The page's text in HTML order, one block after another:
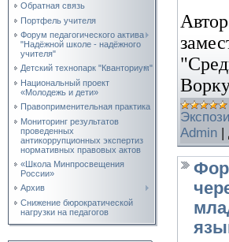
Обратная связь
Портфель учителя
Форум педагогического актива
"Надёжной школе - надёжного
учителя"
Детский технопарк "Кванториум"
Национальный проект
«Молодежь и дети»
Правоприменительная практика
Мониторинг результатов
проведенных
антикоррупционных экспертиз
нормативных правовых актов
«Школа Минпросвещения
России»
Архив
Снижение бюрократической
нагрузки на педагогов
Admin